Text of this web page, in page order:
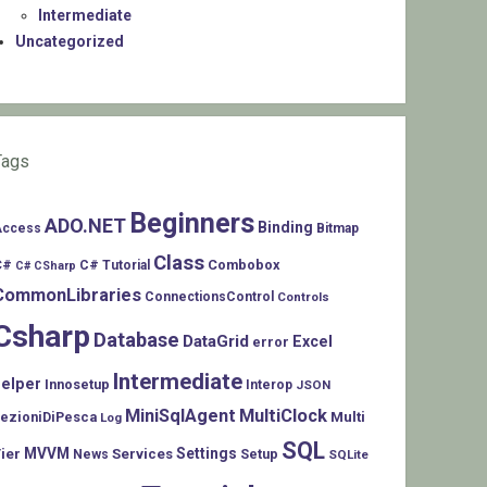
Intermediate
Uncategorized
ADO.NET Beginners Binding Bitmap
C# CSharp C# Tutorial Class Combobox
ConnectionsControl Controls
Database DataGrid error Excel
Innosetup Intermediate Interop JSON
Log MiniSqlAgent MultiClock Multi
MVVM News Services Settings Setup SQL SQLite